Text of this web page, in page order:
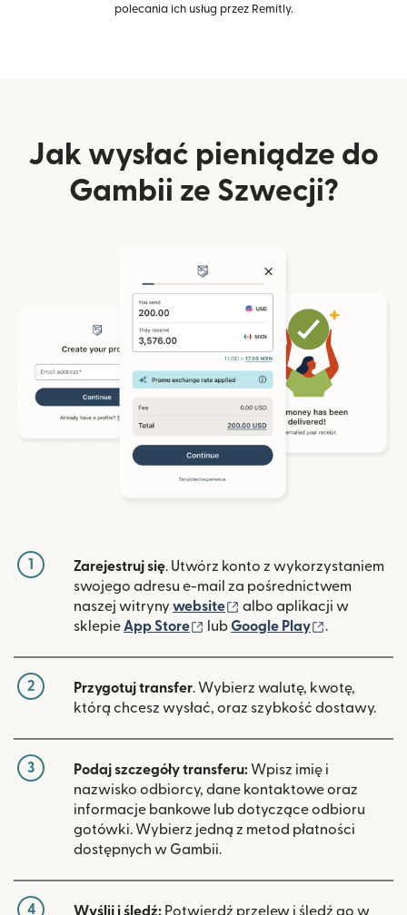
polecania ich usług przez Remitly.
Jak wysłać pieniądze do
Gambii ze Szwecji?
1 Zarejestruj się. Utwórz konto z wykorzystaniem
swojego adresu e-mail za pośrednictwem
naszej witryny website (otwiera się w nowym
albo aplikacji w
sklepieApp Store (otwiera się w nowym oknie)
lubGoogle Play (otwiera się
.
2 Przygotuj transfer. Wybierz walutę, kwotę,
którą chcesz wysłać, oraz szybkość dostawy.
3 Podaj szczegóły transferu: Wpisz imię i
nazwisko odbiorcy, dane kontaktowe oraz
informacje bankowe lub dotyczące odbioru
gotówki. Wybierz jedną z metod płatności
dostępnych w Gambii.
4 Wyślij i śledź: Potwierdź przelew i śledź go w